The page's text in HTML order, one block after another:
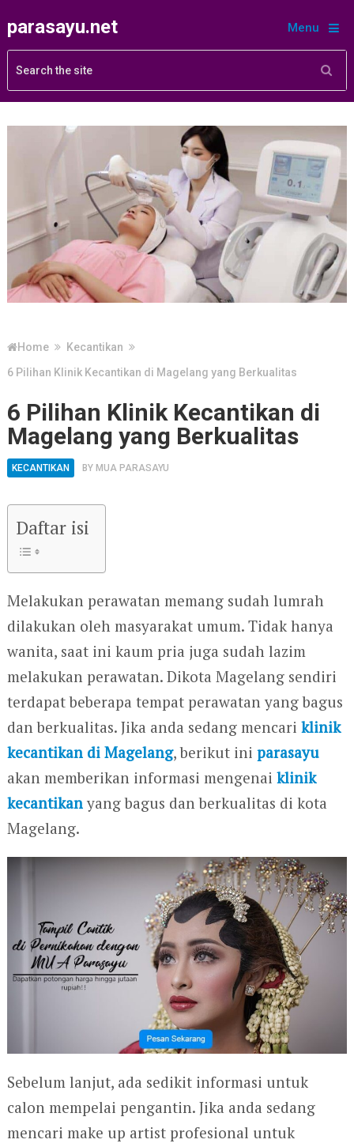
parasayu.net Menu
Home
Kecantikan
6 Pilihan Klinik Kecantikan di Magelang yang Berkualitas
6 Pilihan Klinik Kecantikan di
Magelang yang Berkualitas
KECANTIKAN BY MUA PARASAYU
Daftar isi
Melakukan perawatan memang sudah lumrah
dilakukan oleh masyarakat umum. Tidak hanya
wanita, saat ini kaum pria juga sudah lazim
melakukan perawatan. Dikota Magelang sendiri
terdapat beberapa tempat perawatan yang bagus
dan berkualitas. Jika anda sedang mencari klinik
kecantikan di Magelang, berikut ini parasayu
akan memberikan informasi mengenai klinik
kecantikanyang bagus dan berkualitas di kota
Magelang.
Sebelum lanjut, ada sedikit informasi untuk
calon mempelai pengantin. Jika anda sedang
mencari make up artist profesional untuk